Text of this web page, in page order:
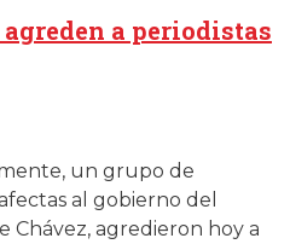
a periodistas
un grupo de
al gobierno del
Chávez, agredieron hoy a